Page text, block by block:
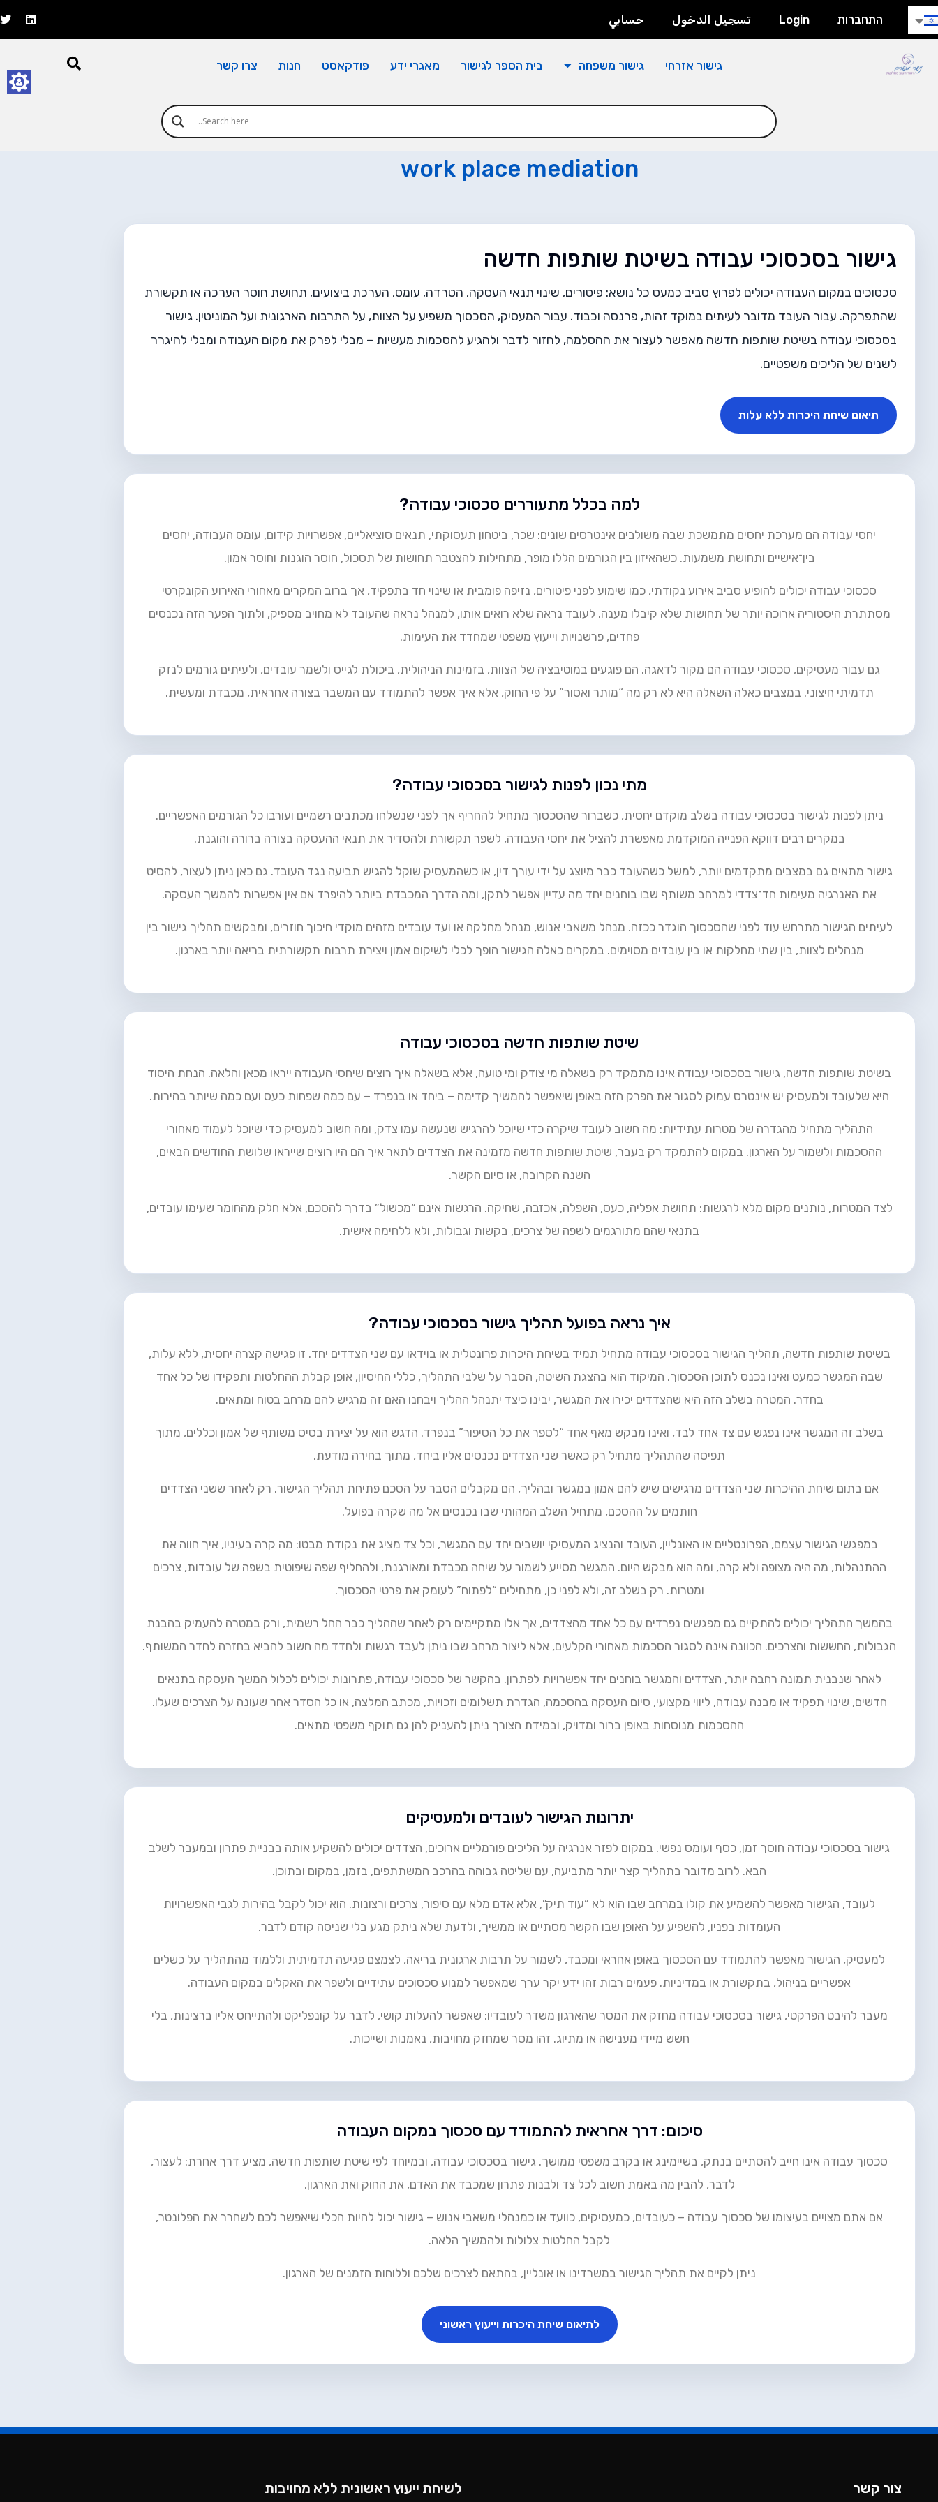
התחברות Login تسجيل الدخول حسابي
גישור אזרחי גישור משפחה בית הספר לגישור מאגרי ידע פודקאסט חנות צרו קשר
work place mediation
גישור בסכסוכי עבודה בשיטת שותפות חדשה
סכסוכים במקום העבודה יכולים לפרוץ סביב כמעט כל נושא: פיטורים, שינוי תנאי העסקה, הטרדה, עומס, הערכת ביצועים, תחושת חוסר הערכה או תקשורת
שהתפרקה. עבור העובד מדובר לעיתים במוקד זהות, פרנסה וכבוד. עבור המעסיק, הסכסוך משפיע על הצוות, על התרבות הארגונית ועל המוניטין. גישור
בסכסוכי עבודה בשיטת שותפות חדשה מאפשר לעצור את ההסלמה, לחזור לדבר ולהגיע להסכמות מעשיות – מבלי לפרק את מקום העבודה ומבלי להיגרר
לשנים של הליכים משפטיים.
תיאום שיחת היכרות ללא עלות
למה בכלל מתעוררים סכסוכי עבודה?
יחסי עבודה הם מערכת יחסים מתמשכת שבה משולבים אינטרסים שונים: שכר, ביטחון תעסוקתי, תנאים סוציאליים, אפשרויות קידום, עומס העבודה, יחסים
בין־אישיים ותחושת משמעות. כשהאיזון בין הגורמים הללו מופר, מתחילות להצטבר תחושות של תסכול, חוסר הוגנות וחוסר אמון.
סכסוכי עבודה יכולים להופיע סביב אירוע נקודתי, כמו שימוע לפני פיטורים, נזיפה פומבית או שינוי חד בתפקיד, אך ברוב המקרים מאחורי האירוע הקונקרטי
מסתתרת היסטוריה ארוכה יותר של תחושות שלא קיבלו מענה. לעובד נראה שלא רואים אותו, למנהל נראה שהעובד לא מחויב מספיק, ולתוך הפער הזה נכנסים
פחדים, פרשנויות וייעוץ משפטי שמחדד את העימות.
גם עבור מעסיקים, סכסוכי עבודה הם מקור לדאגה. הם פוגעים במוטיבציה של הצוות, בזמינות הניהולית, ביכולת לגייס ולשמר עובדים, ולעיתים גורמים לנזק
תדמיתי חיצוני. במצבים כאלה השאלה היא לא רק מה “מותר ואסור” על פי החוק, אלא איך אפשר להתמודד עם המשבר בצורה אחראית, מכבדת ומעשית.
מתי נכון לפנות לגישור בסכסוכי עבודה?
ניתן לפנות לגישור בסכסוכי עבודה בשלב מוקדם יחסית, כשברור שהסכסוך מתחיל להחריף אך לפני שנשלחו מכתבים רשמיים ועורבו כל הגורמים האפשריים.
במקרים רבים דווקא הפנייה המוקדמת מאפשרת להציל את יחסי העבודה, לשפר תקשורת ולהסדיר את תנאי ההעסקה בצורה ברורה והוגנת.
גישור מתאים גם במצבים מתקדמים יותר, למשל כשהעובד כבר מיוצג על ידי עורך דין, או כשהמעסיק שוקל להגיש תביעה נגד העובד. גם כאן ניתן לעצור, להסיט
את האנרגיה מעימות חד־צדדי למרחב משותף שבו בוחנים יחד מה עדיין אפשר לתקן, ומה הדרך המכבדת ביותר להיפרד אם אין אפשרות להמשך העסקה.
לעיתים הגישור מתרחש עוד לפני שהסכסוך הוגדר ככזה. מנהל משאבי אנוש, מנהל מחלקה או ועד עובדים מזהים מוקדי חיכוך חוזרים, ומבקשים תהליך גישור בין
מנהלים לצוות, בין שתי מחלקות או בין עובדים מסוימים. במקרים כאלה הגישור הופך לכלי לשיקום אמון ויצירת תרבות תקשורתית בריאה יותר בארגון.
שיטת שותפות חדשה בסכסוכי עבודה
בשיטת שותפות חדשה, גישור בסכסוכי עבודה אינו מתמקד רק בשאלה מי צודק ומי טועה, אלא בשאלה איך רוצים שיחסי העבודה ייראו מכאן והלאה. הנחת היסוד
היא שלעובד ולמעסיק יש אינטרס עמוק לסגור את הפרק הזה באופן שיאפשר להמשיך קדימה – ביחד או בנפרד – עם כמה שפחות כעס ועם כמה שיותר בהירות.
התהליך מתחיל מהגדרה של מטרות עתידיות: מה חשוב לעובד שיקרה כדי שיוכל להרגיש שנעשה עמו צדק, ומה חשוב למעסיק כדי שיוכל לעמוד מאחורי
ההסכמות ולשמור על הארגון. במקום להתמקד רק בעבר, שיטת שותפות חדשה מזמינה את הצדדים לתאר איך הם היו רוצים שייראו שלושת החודשים הבאים,
השנה הקרובה, או סיום הקשר.
לצד המטרות, נותנים מקום מלא לרגשות: תחושת אפליה, כעס, השפלה, אכזבה, שחיקה. הרגשות אינם “מכשול” בדרך להסכם, אלא חלק מהחומר שעימו עובדים,
בתנאי שהם מתורגמים לשפה של צרכים, בקשות וגבולות, ולא ללחימה אישית.
איך נראה בפועל תהליך גישור בסכסוכי עבודה?
בשיטת שותפות חדשה, תהליך הגישור בסכסוכי עבודה מתחיל תמיד בשיחת היכרות פרונטלית או בוידאו עם שני הצדדים יחד. זו פגישה קצרה יחסית, ללא עלות,
שבה המגשר כמעט ואינו נכנס לתוכן הסכסוך. המיקוד הוא בהצגת השיטה, הסבר על שלבי התהליך, כללי החיסיון, אופן קבלת ההחלטות ותפקידו של כל אחד
בחדר. המטרה בשלב הזה היא שהצדדים יכירו את המגשר, יבינו כיצד יתנהל ההליך ויבחנו האם זה מרגיש להם מרחב בטוח ומתאים.
בשלב זה המגשר אינו נפגש עם צד אחד לבד, ואינו מבקש מאף אחד “לספר את כל הסיפור” בנפרד. הדגש הוא על יצירת בסיס משותף של אמון וכללים, מתוך
תפיסה שהתהליך מתחיל רק כאשר שני הצדדים נכנסים אליו ביחד, מתוך בחירה מודעת.
אם בתום שיחת ההיכרות שני הצדדים מרגישים שיש להם אמון במגשר ובהליך, הם מקבלים הסבר על הסכם פתיחת תהליך הגישור. רק לאחר ששני הצדדים
חותמים על ההסכם, מתחיל השלב המהותי שבו נכנסים אל מה שקרה בפועל.
במפגשי הגישור עצמם, הפרונטליים או האונליין, העובד והנציג המעסיקי יושבים יחד עם המגשר, וכל צד מציג את נקודת מבטו: מה קרה בעיניו, איך חווה את
ההתנהלות, מה היה מצופה ולא קרה, ומה הוא מבקש היום. המגשר מסייע לשמור על שיחה מכבדת ומאורגנת, ולהחליף שפה שיפוטית בשפה של עובדות, צרכים
ומטרות. רק בשלב זה, ולא לפני כן, מתחילים “לפתוח” לעומק את פרטי הסכסוך.
בהמשך התהליך יכולים להתקיים גם מפגשים נפרדים עם כל אחד מהצדדים, אך אלו מתקיימים רק לאחר שההליך כבר החל רשמית, ורק במטרה להעמיק בהבנת
הגבולות, החששות והצרכים. הכוונה אינה לסגור הסכמות מאחורי הקלעים, אלא ליצור מרחב שבו ניתן לעבד רגשות ולחדד מה חשוב להביא בחזרה לחדר המשותף.
לאחר שנבנית תמונה רחבה יותר, הצדדים והמגשר בוחנים יחד אפשרויות לפתרון. בהקשר של סכסוכי עבודה, פתרונות יכולים לכלול המשך העסקה בתנאים
חדשים, שינוי תפקיד או מבנה עבודה, ליווי מקצועי, סיום העסקה בהסכמה, הגדרת תשלומים וזכויות, מכתב המלצה, או כל הסדר אחר שעונה על הצרכים שעלו.
ההסכמות מנוסחות באופן ברור ומדויק, ובמידת הצורך ניתן להעניק להן גם תוקף משפטי מתאים.
יתרונות הגישור לעובדים ולמעסיקים
גישור בסכסוכי עבודה חוסך זמן, כסף ועומס נפשי. במקום לפזר אנרגיה על הליכים פורמליים ארוכים, הצדדים יכולים להשקיע אותה בבניית פתרון ובמעבר לשלב
הבא. לרוב מדובר בתהליך קצר יותר מתביעה, עם שליטה גבוהה בהרכב המשתתפים, בזמן, במקום ובתוכן.
לעובד, הגישור מאפשר להשמיע את קולו במרחב שבו הוא לא “עוד תיק”, אלא אדם מלא עם סיפור, צרכים ורצונות. הוא יכול לקבל בהירות לגבי האפשרויות
העומדות בפניו, להשפיע על האופן שבו הקשר מסתיים או ממשיך, ולדעת שלא ניתק מגע בלי שניסה קודם לדבר.
למעסיק, הגישור מאפשר להתמודד עם הסכסוך באופן אחראי ומכבד, לשמור על תרבות ארגונית בריאה, לצמצם פגיעה תדמיתית וללמוד מהתהליך על כשלים
אפשריים בניהול, בתקשורת או במדיניות. פעמים רבות זהו ידע יקר ערך שמאפשר למנוע סכסוכים עתידיים ולשפר את האקלים במקום העבודה.
מעבר להיבט הפרקטי, גישור בסכסוכי עבודה מחזק את המסר שהארגון משדר לעובדיו: שאפשר להעלות קושי, לדבר על קונפליקט ולהתייחס אליו ברצינות, בלי
חשש מיידי מענישה או מתיוג. זהו מסר שמחזק מחויבות, נאמנות ושייכות.
סיכום: דרך אחראית להתמודד עם סכסוך במקום העבודה
סכסוך עבודה אינו חייב להסתיים בנתק, בשיימינג או בקרב משפטי ממושך. גישור בסכסוכי עבודה, ובמיוחד לפי שיטת שותפות חדשה, מציע דרך אחרת: לעצור,
לדבר, להבין מה באמת חשוב לכל צד ולבנות פתרון שמכבד את האדם, את החוק ואת הארגון.
אם אתם מצויים בעיצומו של סכסוך עבודה – כעובדים, כמעסיקים, כוועד או כמנהלי משאבי אנוש – גישור יכול להיות הכלי שיאפשר לכם לשחרר את הפלונטר,
לקבל החלטות צלולות ולהמשיך הלאה.
ניתן לקיים את תהליך הגישור במשרדינו או אונליין, בהתאם לצרכים שלכם וללוחות הזמנים של הארגון.
לתיאום שיחת היכרות וייעוץ ראשוני
צור קשר לשיחת ייעוץ ראשונית ללא מחויבות